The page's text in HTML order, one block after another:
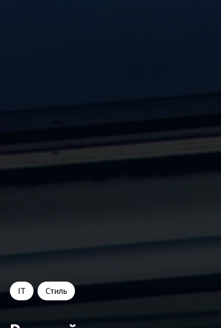
IT Стиль